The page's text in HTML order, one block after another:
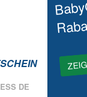
DE